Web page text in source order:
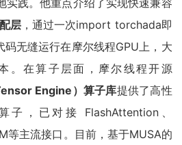
实践。他重点介绍了实现快速兼容
层 ，通过一次import torchada即
无缝运行在摩尔线程GPU上，大
。在算子层面，摩尔线程开源
Engine）算子库提供了高性
子，已对接 FlashAttention、
等主流接口。目前，基于MUSA的